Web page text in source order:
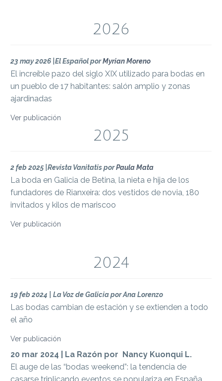
2026
23 may 2026 |El Español porMyrian Moreno
El increíble pazo del siglo XIX utilizado para bodas en
un pueblo de 17 habitantes: salón amplio y zonas
ajardinadas
Ver publicación
2025
2 feb 2025 |Revista Vanitatis porPaula Mata
La boda en Galicia de Betina, la nieta e hija de los
fundadores de Rianxeira: dos vestidos de novia, 180
invitados y kilos de mariscoo
Ver publicación
2024
19 feb 2024 | La Voz de Galicia por Ana Lorenzo
Las bodas cambian de estación y se extienden a todo
el año
Ver publicación
20 mar 2024 | La Razón por Nancy Kuonqui L.
El auge de las “bodas weekend”: la tendencia de